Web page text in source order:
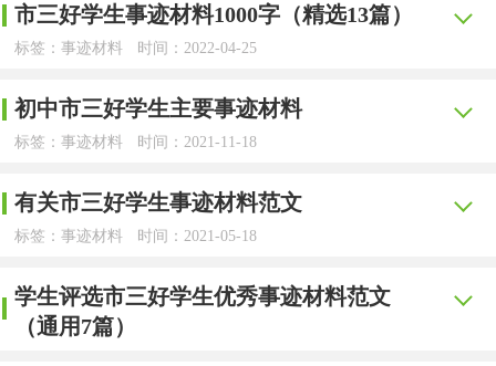
市三好学生事迹材料1000字（精选13篇）
标签：事迹材料 时间：2022-04-25
在日复一日的学习、工作或生活中，大家都尝试过写事
迹材料吧，事迹材料具有触发力大、感染力强的特点。写事
迹材料的注意事项有许多，你确定会写吗？下面是小编为大
市三好学生事迹材料 篇1
初中市三好学生主要事迹材料
标签：事迹材料 时间：2021-11-18
无论是在学校还是在社会中，大家总少不了要接触或使
用事迹材料吧，事迹材料是指对本单位具有突出事迹的集体
和个人整理出的文字宣传材料。一般事迹材料是怎么起草的
呢？下面是小编整理的初中市三好学生主要事迹材料范文，
有关市三好学生事迹材料范文
标签：事迹材料 时间：2021-05-18
在平平淡淡的日常中，大家最不陌生的就是事迹材料了
吧，事迹材料以先进对象的先进事迹为主要内容，以叙事为
学生评选市三好学生优秀事迹材料范文
（通用7篇）